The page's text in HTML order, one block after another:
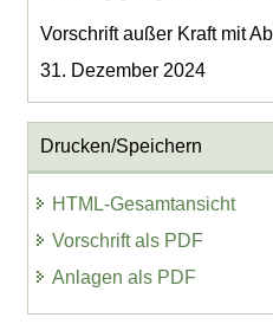
Vorschrift außer Kraft mit
31. Dezember 2024
Drucken/Speichern
HTML-Gesamtansicht
Vorschrift als PDF
Anlagen als PDF